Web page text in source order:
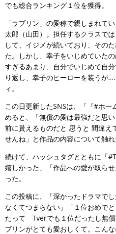
でも総合ランキング１位を獲得。
「ラブリン」の愛称で親しまれて
太郎（山田）。担任するクラスで
して、イジメが続いており、その
た。しかし、幸子をいじめていた
すぎるあまり、自分でいじめて自
り返し、幸子のヒーローを装うが
ィ。
この日更新したSNSは、「『#ホー
めると、「無償の愛は最強だと思
前に貰えるものだと 思うと 間違え
せんね」と作品の内容について触れ
続けて、ハッシュタグとともに「
嬉しかった」「作品への愛が取ら
った。
この投稿に、「深かったドラマで
なくてつまらない」「１位おめで
たって Tverでも１位だったし無
ブリンがとても愛おしくて。こん